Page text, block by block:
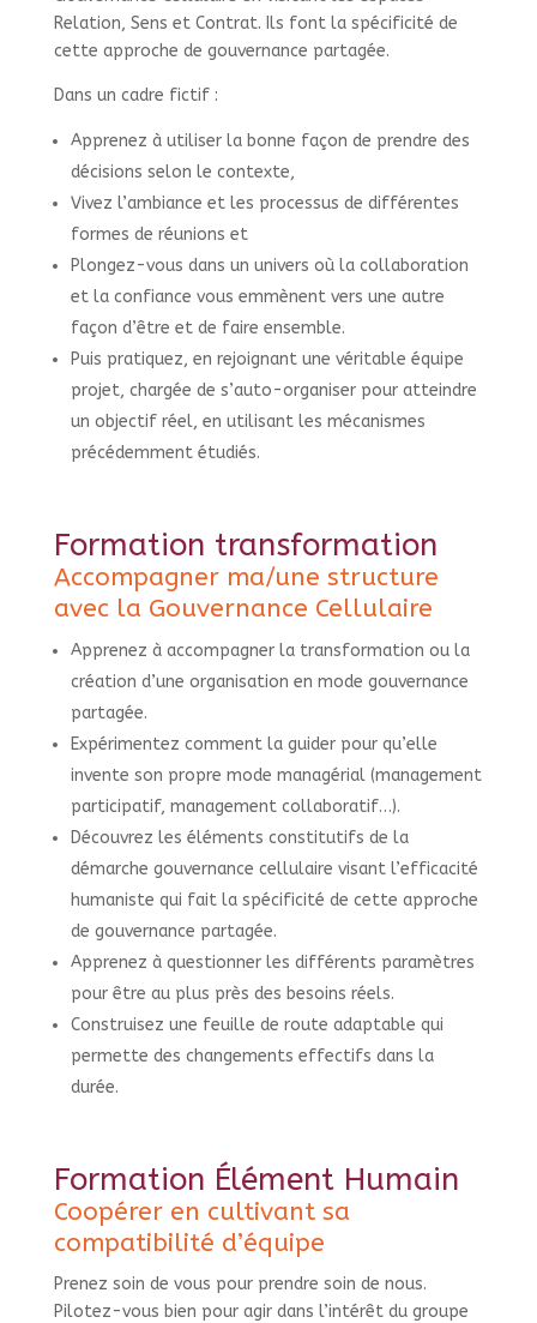
Relation, Sens et Contrat. Ils font la spécificité de
cette approche de gouvernance partagée.
Dans un cadre fictif :
Apprenez à utiliser la bonne façon de prendre des
décisions selon le contexte,
Vivez l’ambiance et les processus de différentes
formes de réunions et
Plongez-vous dans un univers où la collaboration
et la confiance vous emmènent vers une autre
façon d’être et de faire ensemble.
Puis pratiquez, en rejoignant une véritable équipe
projet, chargée de s’auto-organiser pour atteindre
un objectif réel, en utilisant les mécanismes
précédemment étudiés.
Formation transformation
Accompagner ma/une structure
avec la Gouvernance Cellulaire
Apprenez à accompagner la transformation ou la
création d’une organisation en mode gouvernance
partagée.
Expérimentez comment la guider pour qu’elle
invente son propre mode managérial (management
participatif, management collaboratif…).
Découvrez les éléments constitutifs de la
démarche gouvernance cellulaire visant l’efficacité
humaniste qui fait la spécificité de cette approche
de gouvernance partagée.
Apprenez à questionner les différents paramètres
pour être au plus près des besoins réels.
Construisez une feuille de route adaptable qui
permette des changements effectifs dans la
durée.
Formation Élément Humain
Coopérer en cultivant sa
compatibilité d’équipe
Prenez soin de vous pour prendre soin de nous.
Pilotez-vous bien pour agir dans l’intérêt du groupe